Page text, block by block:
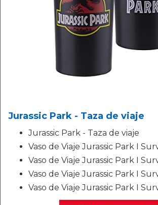
Jurassic Park - Taza de viaje
Jurassic Park - Taza de viaje
Vaso de Viaje Jurassic Park I
Vaso de Viaje Jurassic Park I
Vaso de Viaje Jurassic Park I
Vaso de Viaje Jurassic Park I